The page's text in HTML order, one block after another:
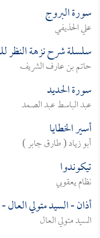
سورة البروج
علي الحذيفي
سلسلة شرح نزهة النظر
حاتم بن عارف الشريف
سورة الحديد
عبد الباسط عبد الصمد
أسير الخطايا
أبو زياد ( طارق جابر )
تيكوندوا
نظام يعقوبي
أذان - السيد متولي العال -
السيد متولي العال